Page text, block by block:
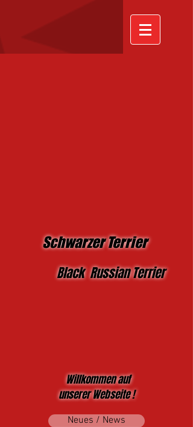
Schwarzer Terrier
Black Russian Terrier
Willkommen auf
unserer Webseite !
Neues / News